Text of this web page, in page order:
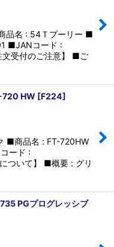
品名 : 54Ｔプーリー ■
■JANコード :
受付のご注意】 ■ご
720 HW [F224]
■商品名 : FT-720HW
ード :
ついて】 ■概要 : グリ
PGプログレッシブ